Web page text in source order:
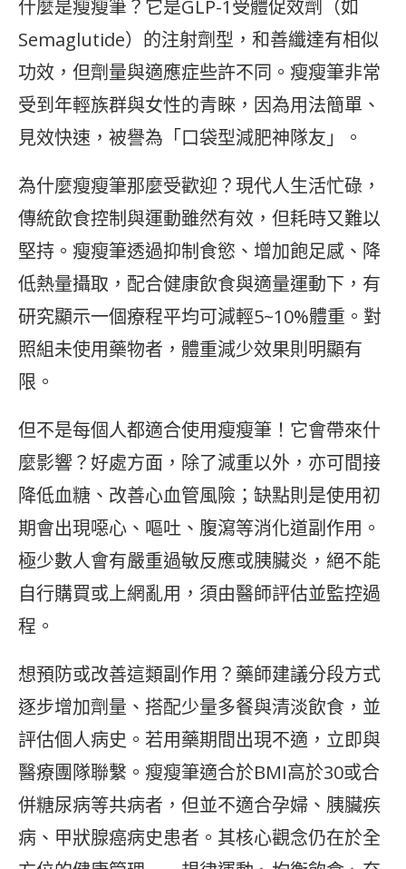
什麼是瘦瘦筆？它是GLP-1受體促效劑（如
Semaglutide）的注射劑型，和善纖達有相似
功效，但劑量與適應症些許不同。瘦瘦筆非常
受到年輕族群與女性的青睞，因為用法簡單、
見效快速，被譽為「口袋型減肥神隊友」。
為什麼瘦瘦筆那麼受歡迎？現代人生活忙碌，
傳統飲食控制與運動雖然有效，但耗時又難以
堅持。瘦瘦筆透過抑制食慾、增加飽足感、降
低熱量攝取，配合健康飲食與適量運動下，有
研究顯示一個療程平均可減輕5~10%體重。對
照組未使用藥物者，體重減少效果則明顯有
限。
但不是每個人都適合使用瘦瘦筆！它會帶來什
麼影響？好處方面，除了減重以外，亦可間接
降低血糖、改善心血管風險；缺點則是使用初
期會出現噁心、嘔吐、腹瀉等消化道副作用。
極少數人會有嚴重過敏反應或胰臟炎，絕不能
自行購買或上網亂用，須由醫師評估並監控過
程。
想預防或改善這類副作用？藥師建議分段方式
逐步增加劑量、搭配少量多餐與清淡飲食，並
評估個人病史。若用藥期間出現不適，立即與
醫療團隊聯繫。瘦瘦筆適合於BMI高於30或合
併糖尿病等共病者，但並不適合孕婦、胰臟疾
病、甲狀腺癌病史患者。其核心觀念仍在於全